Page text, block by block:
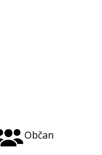
Občan